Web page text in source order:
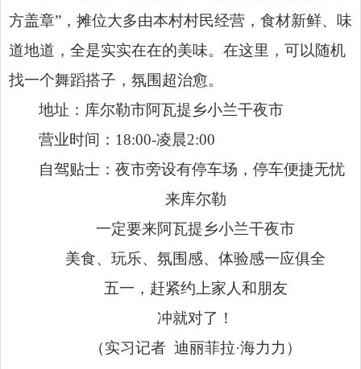
方盖章”，摊位大多由本村村民经营，食材新鲜、味
道地道，全是实实在在的美味。在这里，可以随机
找一个舞蹈搭子，氛围超治愈。
地址：库尔勒市阿瓦提乡小兰干夜市
营业时间：18:00-凌晨2:00
自驾贴士：夜市旁设有停车场，停车便捷无忧
来库尔勒
一定要来阿瓦提乡小兰干夜市
美食、玩乐、氛围感、体验感一应俱全
五一，赶紧约上家人和朋友
冲就对了！
（实习记者 迪丽菲拉·海力力）